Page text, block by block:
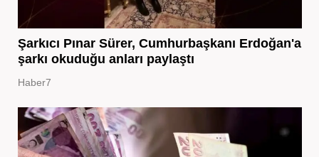
Şarkıcı Pınar Sürer, Cumhurbaşkanı Erdoğan'a
şarkı okuduğu anları paylaştı
Haber7